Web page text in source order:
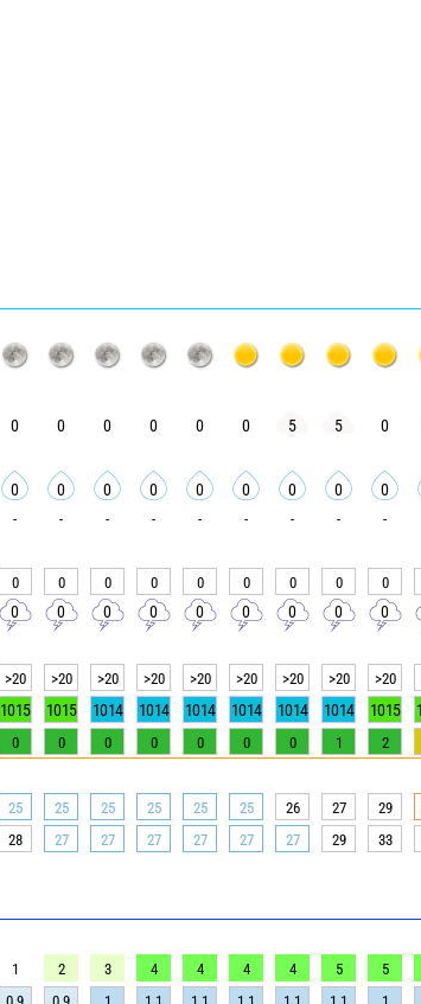
0 0 0 0 0 0 5 5 0
0 0 0 0 0 0 0 0 0
- - - - - - - - -
0 0 0 0 0 0 0 0 0
0 0 0 0 0 0 0 0 0
>20 >20 >20 >20 >20 >20 >20 >20 >20
1015 1015 1014 1014 1014 1014 1014 1014 1015
0 0 0 0 0 0 0 1 2
25 25 25 25 25 25 26 27 29
28 27 27 27 27 27 27 29 33
1 2 3 4 4 4 4 5 5